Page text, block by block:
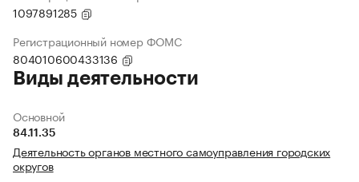
1097891285
Регистрационный номер ФОМС
804010600433136
Виды деятельности
Основной
84.11.35
Деятельность органов местного самоуправления городских
округов